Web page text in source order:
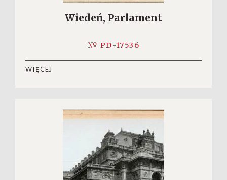
Wiedeń, Parlament
№ PD-17536
WIĘCEJ